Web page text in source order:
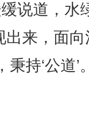
道，水
来，面向
秉持‘公